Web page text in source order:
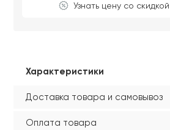
Узнать цену со скидкой
Характеристики
Доставка товара и самовывоз
Оплата товара